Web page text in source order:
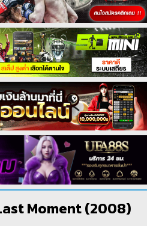
Moment (2008)